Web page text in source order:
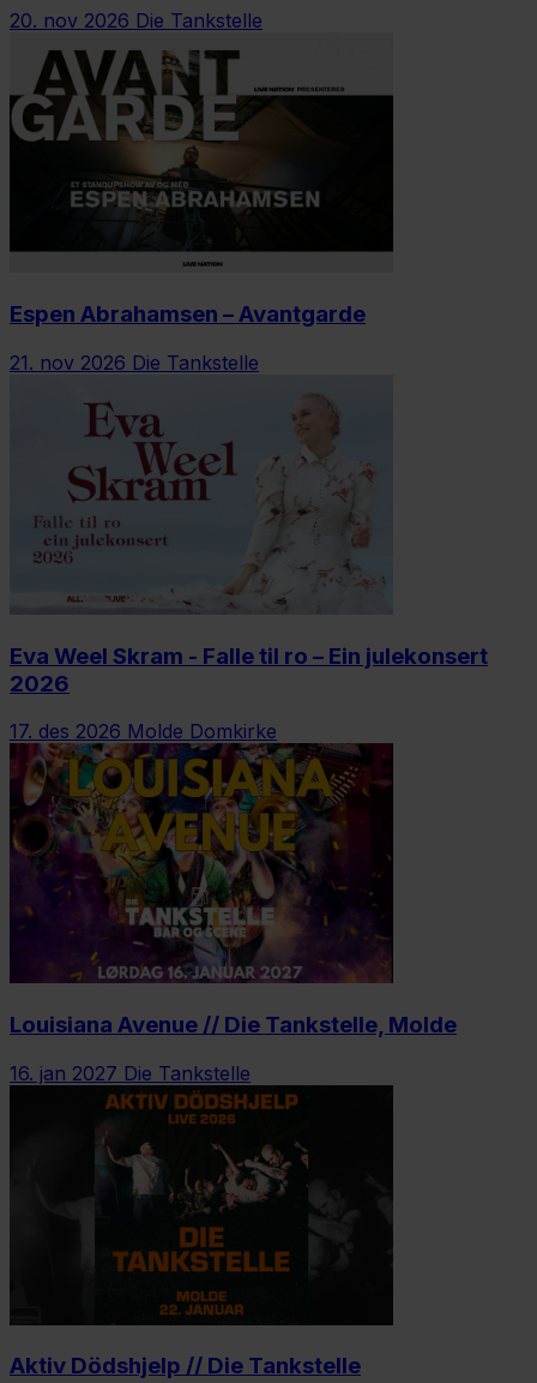
20. nov 2026 Die Tankstelle
Espen Abrahamsen – Avantgarde
21. nov 2026 Die Tankstelle
Eva Weel Skram - Falle til ro – Ein julekonsert
2026
17. des 2026 Molde Domkirke
Louisiana Avenue // Die Tankstelle, Molde
16. jan 2027 Die Tankstelle
Aktiv Dödshjelp // Die Tankstelle